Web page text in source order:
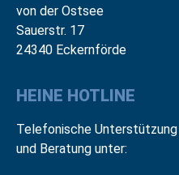
von der Ostsee
Sauerstr. 17
24340 Eckernförde
HEINE HOTLINE
Telefonische Unterstützung
und Beratung unter: